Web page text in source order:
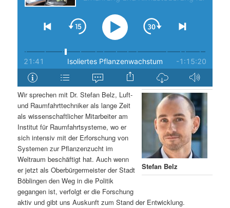
g
e
n
i
n
g
e
n
Stefan Belz
Wir sprechen mit Dr. Stefan Belz, Luft-
und Raumfahrttechniker als lange Zeit
als wissenschaftlicher Mitarbeiter am
Institut für Raumfahrtsysteme, wo er
sich intensiv mit der Erforschung von
Systemen zur Pflanzenzucht im
Weltraum beschäftigt hat. Auch wenn
er jetzt als Oberbürgermeister der Stadt
Böblingen den Weg in die Politik
gegangen ist, verfolgt er die Forschung
aktiv und gibt uns Auskunft zum Stand der Entwicklung.